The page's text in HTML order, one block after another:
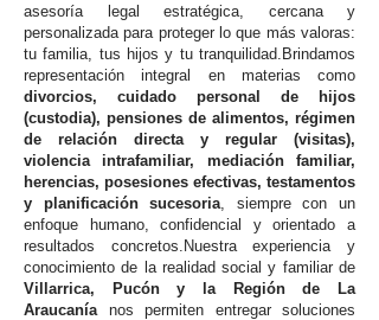
asesoría legal estratégica, cercana y
personalizada para proteger lo que más valoras:
tu familia, tus hijos y tu tranquilidad.Brindamos
representación integral en materias como
divorcios, cuidado personal de hijos
(custodia), pensiones de alimentos, régimen
de relación directa y regular (visitas),
violencia intrafamiliar, mediación familiar,
herencias, posesiones efectivas, testamentos
y planificación sucesoria, siempre con un
enfoque humano, confidencial y orientado a
resultados concretos.Nuestra experiencia y
conocimiento de la realidad social y familiar de
Villarrica, Pucón y la Región de La
Araucaníanos permiten entregar soluciones